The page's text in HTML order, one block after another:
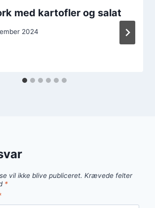
med kartofler og salat
2024
vil ikke blive publiceret. Krævede felter
*